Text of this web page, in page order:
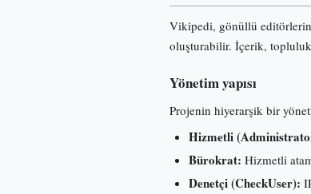
Vikipedi, gönüllü editörlerin
oluşturabilir. İçerik,
Yönetim yapısı
Projenin hiyerarşik bir
Hizmetli
Bürokrat: Hizmetli
Denetçi (CheckUser):